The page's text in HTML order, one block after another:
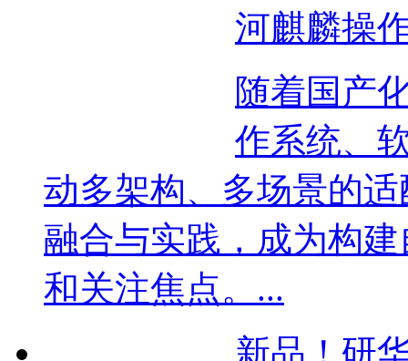
河麒麟操
随着国产
作系统、
动多架构、多场景的
融合与实践，成为构
和关注焦点。...
新品！研